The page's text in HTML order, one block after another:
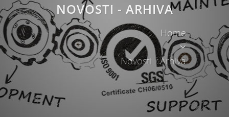
NOVOSTI - ARHIVA
Home
Novosti - Arhiva